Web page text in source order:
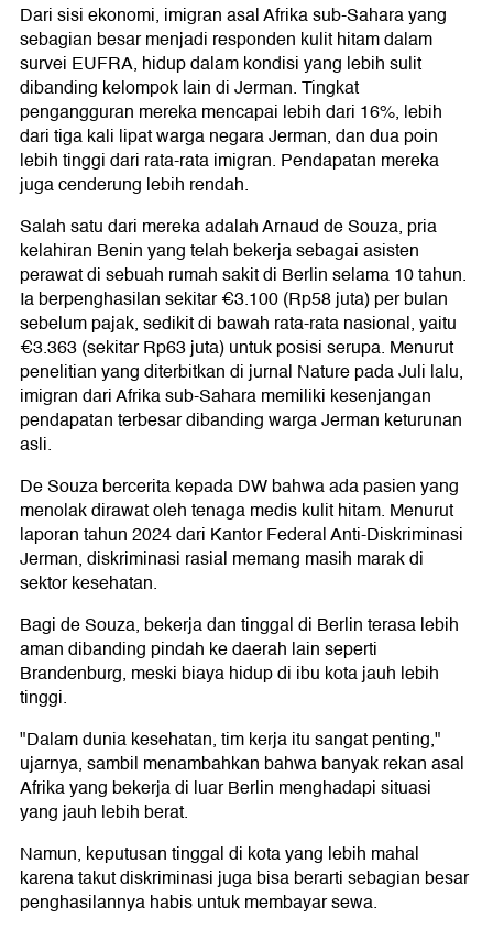
Dari sisi ekonomi, imigran asal Afrika sub-Sahara yang
sebagian besar menjadi responden kulit hitam dalam
survei EUFRA, hidup dalam kondisi yang lebih sulit
dibanding kelompok lain di Jerman. Tingkat
pengangguran mereka mencapai lebih dari 16%, lebih
dari tiga kali lipat warga negara Jerman, dan dua poin
lebih tinggi dari rata-rata imigran. Pendapatan mereka
juga cenderung lebih rendah.
Salah satu dari mereka adalah Arnaud de Souza, pria
kelahiran Benin yang telah bekerja sebagai asisten
perawat di sebuah rumah sakit di Berlin selama 10 tahun.
Ia berpenghasilan sekitar €3.100 (Rp58 juta) per bulan
sebelum pajak, sedikit di bawah rata-rata nasional, yaitu
€3.363 (sekitar Rp63 juta) untuk posisi serupa. Menurut
penelitian yang diterbitkan di jurnal Nature pada Juli lalu,
imigran dari Afrika sub-Sahara memiliki kesenjangan
pendapatan terbesar dibanding warga Jerman keturunan
asli.
De Souza bercerita kepada DW bahwa ada pasien yang
menolak dirawat oleh tenaga medis kulit hitam. Menurut
laporan tahun 2024 dari Kantor Federal Anti-Diskriminasi
Jerman, diskriminasi rasial memang masih marak di
sektor kesehatan.
Bagi de Souza, bekerja dan tinggal di Berlin terasa lebih
aman dibanding pindah ke daerah lain seperti
Brandenburg, meski biaya hidup di ibu kota jauh lebih
tinggi.
"Dalam dunia kesehatan, tim kerja itu sangat penting,"
ujarnya, sambil menambahkan bahwa banyak rekan asal
Afrika yang bekerja di luar Berlin menghadapi situasi
yang jauh lebih berat.
Namun, keputusan tinggal di kota yang lebih mahal
karena takut diskriminasi juga bisa berarti sebagian besar
penghasilannya habis untuk membayar sewa.